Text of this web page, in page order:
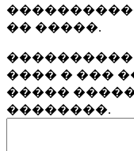
�� �����.
���� � ���
�����
��������.